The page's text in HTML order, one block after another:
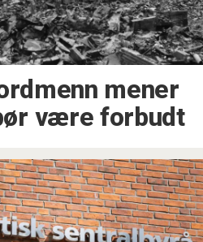
mener
være forbudt